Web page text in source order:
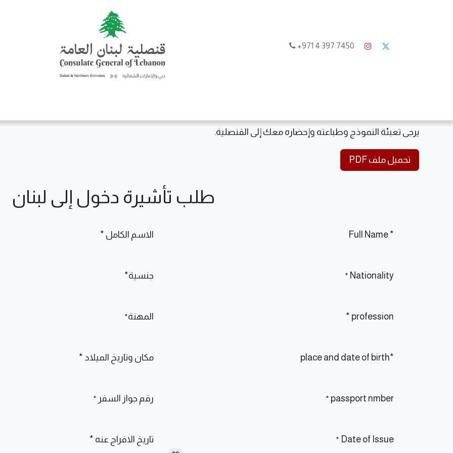
يرجى تعبئة النموذج وطباعته وإحضاره معك إلى القنصلية.
تحميل ملف PDF
طلب تأشيرة دخول إلى لبنان
* Full Name الاسم الكامل *
Nationality
* جنسية*
profession * المهنة*
*place and date of birth مكان وتاريخ الميلاد *
passport nmber
* رقم جواز السفر *
Date of Issue
* تاريخ الافراج عنه *